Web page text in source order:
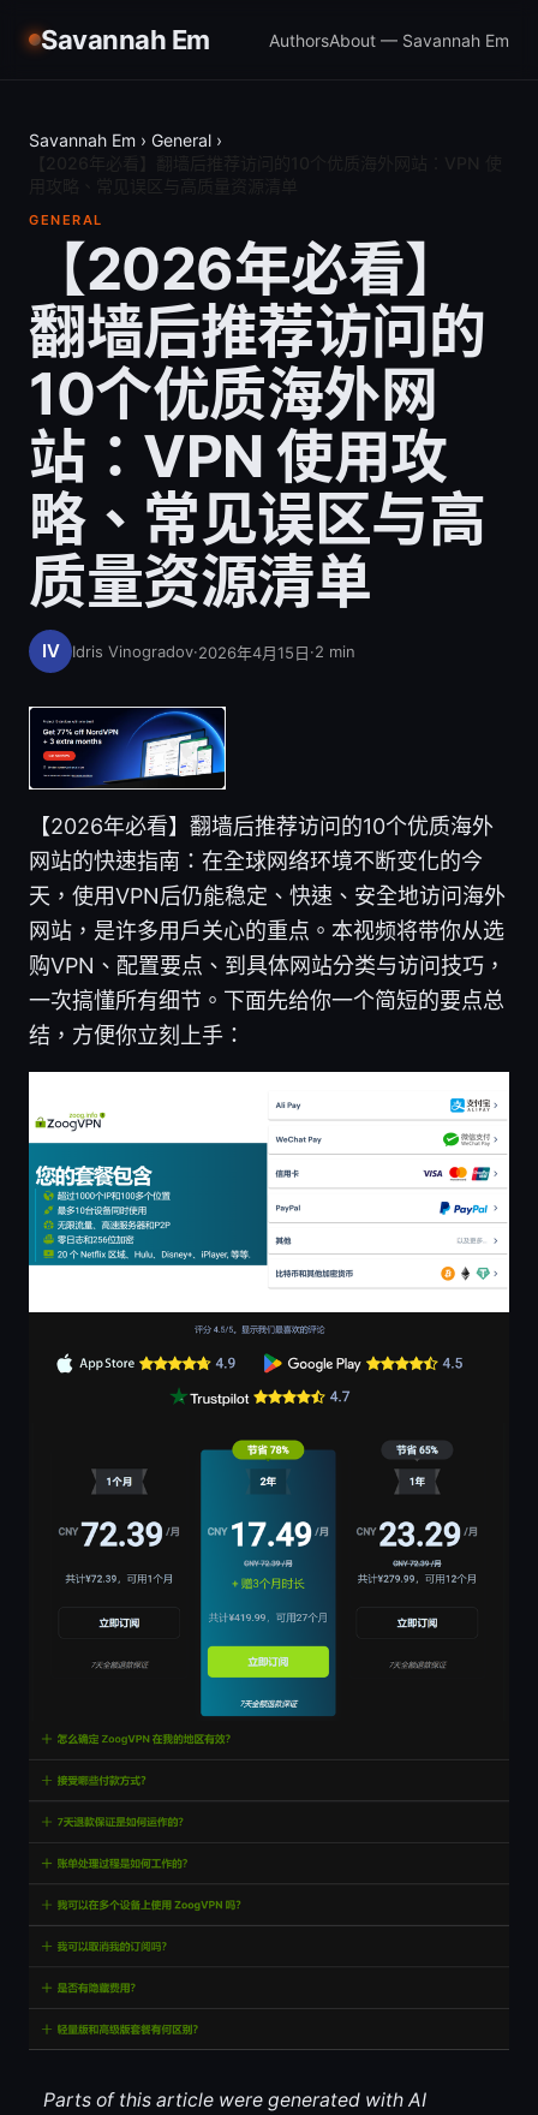
Savannah Em AuthorsAbout — Savannah Em
Savannah Em › General ›
GENERAL
【2026年必看】
翻墙后推荐访问的
10个优质海外网
站：VPN 使用攻
略、常见误区与高
质量资源清单
Idris Vinogradov·2026年4月15日·2 min
【2026年必看】翻墙后推荐访问的10个优质海外
网站的快速指南：在全球网络环境不断变化的今
天，使用VPN后仍能稳定、快速、安全地访问海外
网站，是许多用户关心的重点。本视频将带你从选
购VPN、配置要点、到具体网站分类与访问技巧，
一次搞懂所有细节。下面先给你一个简短的要点总
结，方便你立刻上手：
Parts of this article were generated with AI